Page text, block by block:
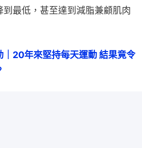
到最低，甚至達到減脂兼顧肌肉
｜20年來堅持每天運動 結果竟令